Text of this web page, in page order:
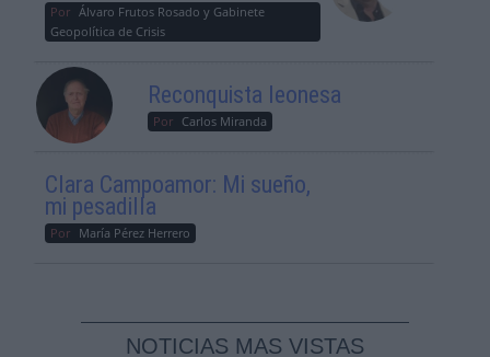
Por Álvaro Frutos Rosado y Gabinete
Geopolítica de Crisis
Reconquista leonesa
Por Carlos Miranda
Clara Campoamor: Mi sueño,
mi pesadilla
Por María Pérez Herrero
NOTICIAS MAS VISTAS